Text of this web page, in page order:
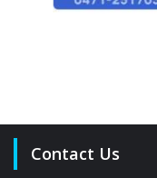
Contact Us